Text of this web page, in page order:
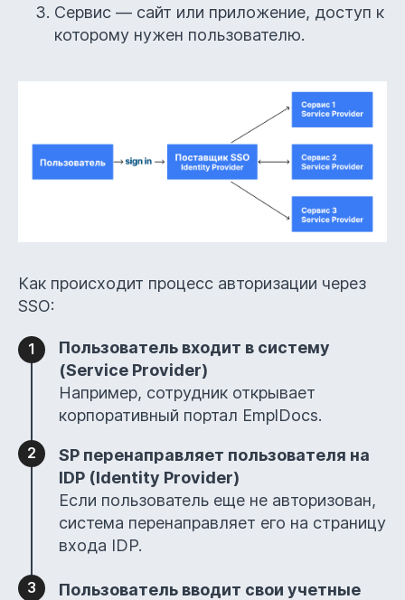
Сервис — сайт или приложение, доступ к
которому нужен пользователю.
Как происходит процесс авторизации через
SSO:
Пользователь входит в систему
(Service Provider)
Например, сотрудник открывает
корпоративный портал EmplDocs.
SP перенаправляет пользователя на
IDP (Identity Provider)
Если пользователь еще не авторизован,
система перенаправляет его на страницу
входа IDP.
Пользователь вводит свои учетные